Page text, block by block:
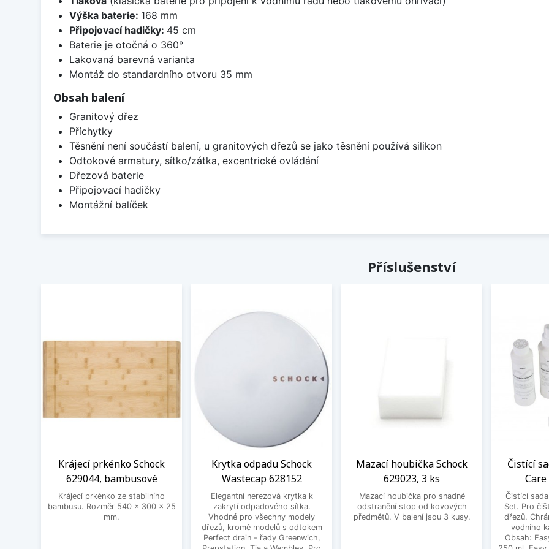
Výška baterie: 168 mm
Připojovací hadičky: 45 cm
Baterie je otočná o 360°
Lakovaná barevná varianta
Montáž do standardního otvoru 35 mm
Obsah balení
Granitový dřez
Příchytky
Těsnění není součástí balení, u granitových dřezů se jako těsnění používá silikon
Odtokové armatury, sítko/zátka, excentrické ovládání
Dřezová baterie
Připojovací hadičky
Montážní balíček
Příslušenství
Krájecí prkénko Schock
629044, bambusové
Krájecí prkénko ze stabilního
bambusu. Rozměr 540 x 300 x 25
mm.
Krytka odpadu Schock
Wastecap 628152
Elegantní nerezová krytka k
zakrytí odpadového sítka.
Vhodné pro všechny modely
dřezů, kromě modelů s odtokem
Perfect drain - řady Greenwich,
Mazací houbička Schock
629023, 3 ks
Mazací houbička pro snadné
odstranění stop od kovových
předmětů. V balení jsou 3 kusy.
Čistící
Care
Čistící
Set. Pro
dřezů.
vodního
Obsah: